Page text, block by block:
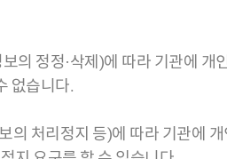
정정·삭제)에 따라 기관에 개
없습니다.
처리정지 등)에 따라 기관에